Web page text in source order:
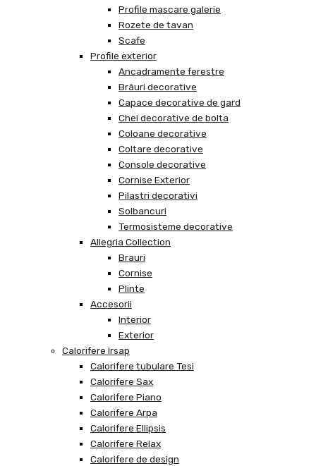
Profile mascare galerie
Rozete de tavan
Scafe
Profile exterior
Ancadramente ferestre
Brâuri decorative
Capace decorative de gard
Chei decorative de bolta
Coloane decorative
Coltare decorative
Console decorative
Cornise Exterior
Pilastri decorativi
Solbancuri
Termosisteme decorative
Allegria Collection
Brauri
Cornise
Plinte
Accesorii
Interior
Exterior
Calorifere Irsap
Calorifere tubulare Tesi
Calorifere Sax
Calorifere Piano
Calorifere Arpa
Calorifere Ellipsis
Calorifere Relax
Calorifere de design